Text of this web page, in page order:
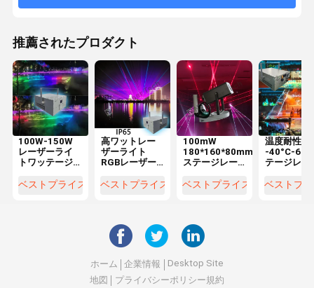
推薦されたプロダクト
100W-150W
レーザーライ
トワッテージ
ン 空気冷却で
ベストプライス
高ワットレー
ザーライト
RGBレーザー
ツイベントと
ベストプライス
100mW
180*160*80mm
ステージレー
ァン冷却 安定
ベストプライス
温度耐性
-40°C-
テージレー
レーザー色
ベストプ
ホーム 企業情報
Desktop Site
地図
プライバシーポリシー規約